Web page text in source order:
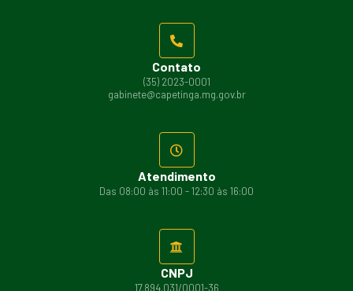
Contato
(35) 2023-0001
gabinete@capetinga.mg.gov.br
Atendimento
Das 08:00 às 11:00 - 12:30 às 16:00
CNPJ
17.894.031/0001-36